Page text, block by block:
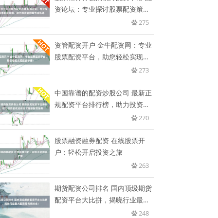
资论坛：专业探讨股票配资策
275
资管配资开户 金牛配资网：专业
股票配资平台，助您轻松实现投
273
中国靠谱的配资炒股公司 最新正
规配资平台排行榜，助力投资者
270
股票融资融券配资 在线股票开
户：轻松开启投资之旅
263
期货配资公司排名 国内顶级期货
配资平台大比拼，揭晓行业最大
248